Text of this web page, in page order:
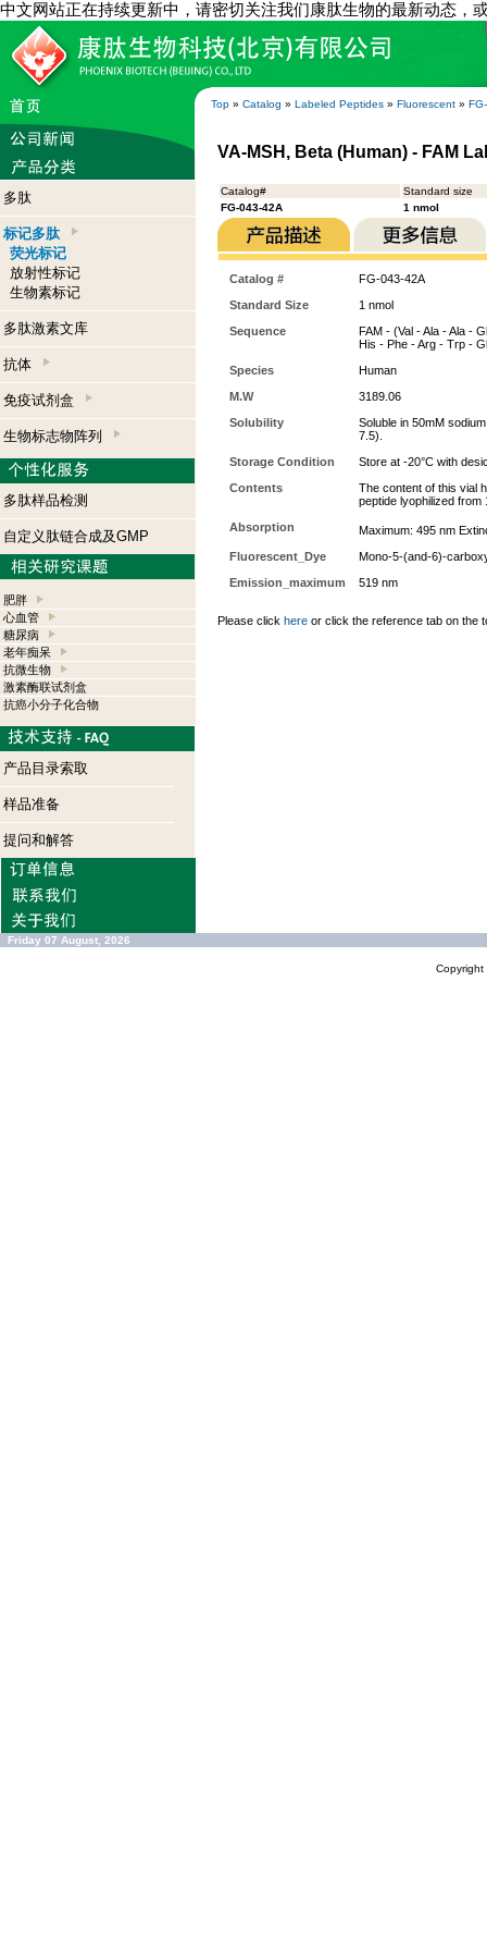
中文网站正在持续更新中，请密切关注我们康肽生物的最新动态，
Top » Catalog » Labeled Peptides » Fluorescent »
多肽
标记多肽
荧光标记
放射性标记
生物素标记
多肽激素文库
抗体
免疫试剂盒
生物标志物阵列
多肽样品检测
自定义肽链合成及GMP
肥胖
心血管
糖尿病
老年痴呆
抗微生物
激素酶联试剂盒
抗癌小分子化合物
产品目录索取
样品准备
提问和解答
VA-MSH, Beta (Human) - FAM
Catalog#
Standard size
FG-043-42A
1 nmol
Catalog #
FG-043-42A
Standard Size
1 nmol
Sequence
FAM - (Val - Ala - Ala -
His - Phe - Arg - Trp -
Species
Human
M.W
3189.06
Solubility
Soluble in 50mM
7.5).
Storage Condition
Store at -20°C with
Contents
The content of this vial
peptide lyophilized from
Absorption
Maximum: 495 nm
Fluorescent_Dye
Mono-5-(and-6)-
Emission_maximum
519 nm
Please click here or click the reference tab on the
Friday 07 August, 2026